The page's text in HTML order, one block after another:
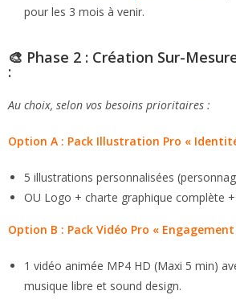
pour les 3 mois à venir.
🎨 Phase 2 : Création Sur-
:
Au choix, selon vos besoins prioritaires :
Option A : Pack Illustration Pro «
5 illustrations personnalisées
OU Logo + charte graphique complète
Option B : Pack Vidéo Pro « Engagement
1 vidéo animée MP4 HD (Maxi 5 min)
musique libre et sound design.